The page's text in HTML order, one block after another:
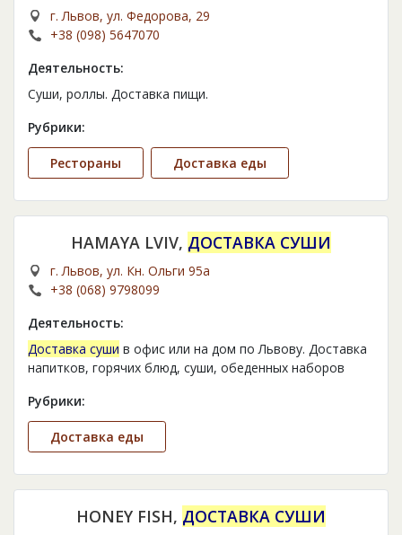
г. Львов, ул. Федорова, 29
+38 (098) 5647070
Деятельность:
Суши, роллы. Доставка пищи.
Рубрики:
Рестораны Доставка еды
HAMAYA LVIV, ДОСТАВКА СУШИ
г. Львов, ул. Кн. Ольги 95а
+38 (068) 9798099
Деятельность:
Доставка суши в офис или на дом по Львову. Доставка
напитков, горячих блюд, суши, обеденных наборов
Рубрики:
Доставка еды
HONEY FISH, ДОСТАВКА СУШИ